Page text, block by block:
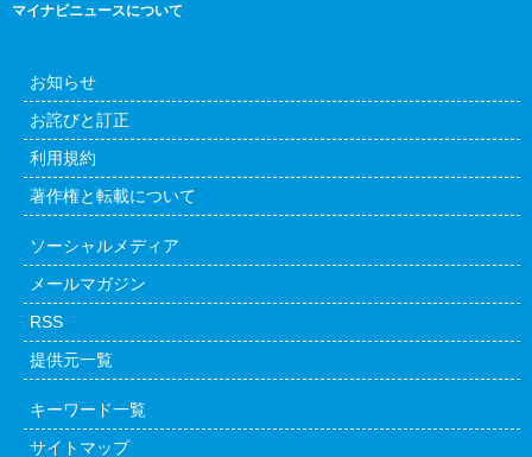
マイナビニュースについて
お知らせ
お詫びと訂正
利用規約
著作権と転載について
ソーシャルメディア
メールマガジン
RSS
提供元一覧
キーワード一覧
サイトマップ